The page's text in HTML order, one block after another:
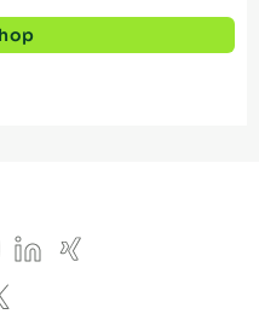
LinkedIn
Xing